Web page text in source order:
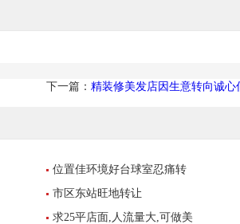
下一篇： 精装修美发店因生意转向诚心
位置佳环境好台球室忍痛转
让
市区东站旺地转让
求25平店面,人流量大,可做美